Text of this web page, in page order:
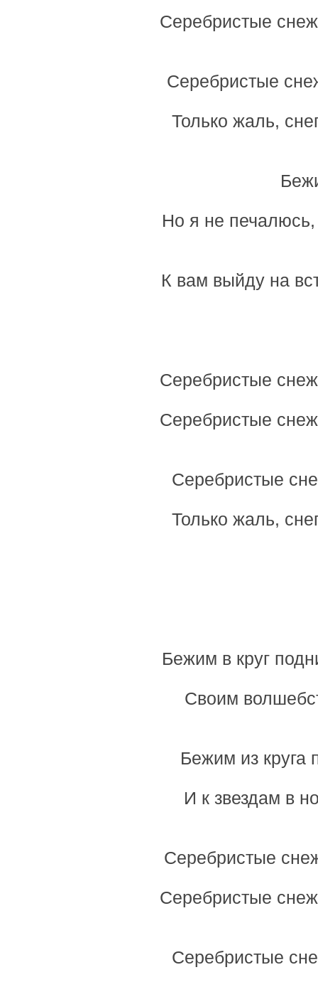
Серебристые
Серебристые
Только жаль,
Но я не
К вам выйду на
Серебристые
Серебристые
Серебристые
Только жаль,
Бежим в круг
Своим
Бежим из круга
И к звездам в
Серебристые
Серебристые
Серебристые